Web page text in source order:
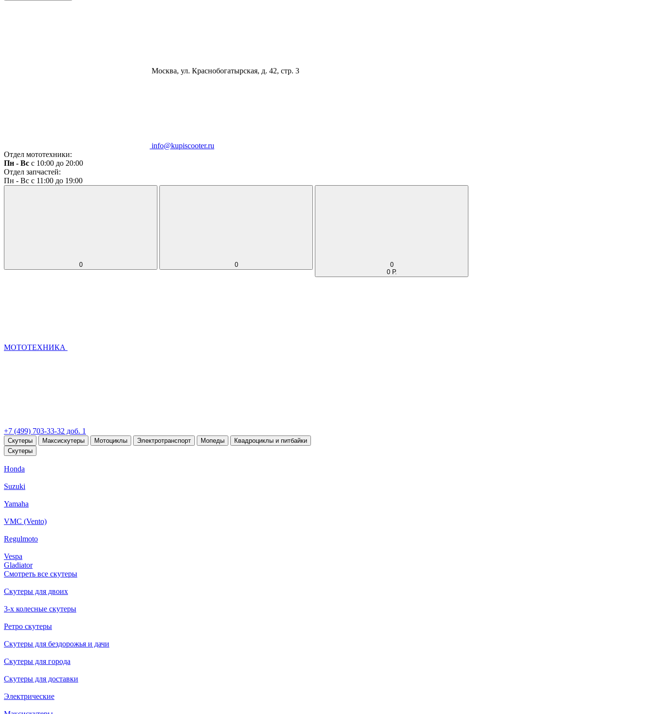
Москва, ул. Краснобогатырская, д. 42, стр. 3
info@kupiscooter.ru
Отдел мототехники:
Пн - Вс с 10:00 до 20:00
Отдел запчастей:
Пн - Вс с 11:00 до 19:00
0 0
0
0 Р.
МОТОТЕХНИКА
+7 (499) 703-33-32 доб. 1
Скутеры Максискутеры Мотоциклы Электротранспорт Мопеды
Квадроциклы и питбайки
Скутеры
Honda
Suzuki
Yamaha
VMC (Vento)
Regulmoto
Vespa
Gladiator
Смотреть все скутеры
Скутеры для двоих
3-х колесные скутеры
Ретро скутеры
Скутеры для бездорожья и дачи
Скутеры для города
Скутеры для доставки
Электрические